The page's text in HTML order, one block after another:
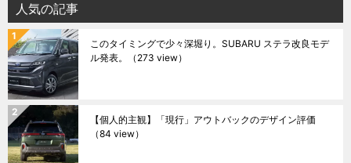
人気の記事
このタイミングで少々深堀り。SUBARU ステラ改良モデ
ル発表。
（273 view）
【個人的主観】「現行」アウトバックのデザイン評価
（84 view）